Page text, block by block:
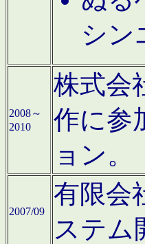
シン
2008～
2010
株式会
作に参
ョン。
2007/09
有限会
ステム